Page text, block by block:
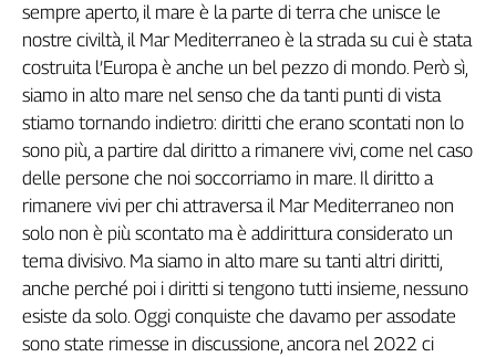
Play
Rubriche
Collettiva
Talk
La
settimana
Collettiva
Girasoli
Il
Sassolino
Linea
Economica
Tech
sempre aperto, il mare è la parte di terra che unisce le
nostre civiltà, il Mar Mediterraneo è la strada su cui è stata
costruita l’Europa è anche un bel pezzo di mondo. Però sì,
siamo in alto mare nel senso che da tanti punti di vista
stiamo tornando indietro: diritti che erano scontati non lo
sono più, a partire dal diritto a rimanere vivi, come nel caso
delle persone che noi soccorriamo in mare. Il diritto a
rimanere vivi per chi attraversa il Mar Mediterraneo non
solo non è più scontato ma è addirittura considerato un
tema divisivo. Ma siamo in alto mare su tanti altri diritti,
anche perché poi i diritti si tengono tutti insieme, nessuno
esiste da solo. Oggi conquiste che davamo per assodate
sono state rimesse in discussione, ancora nel 2022 ci